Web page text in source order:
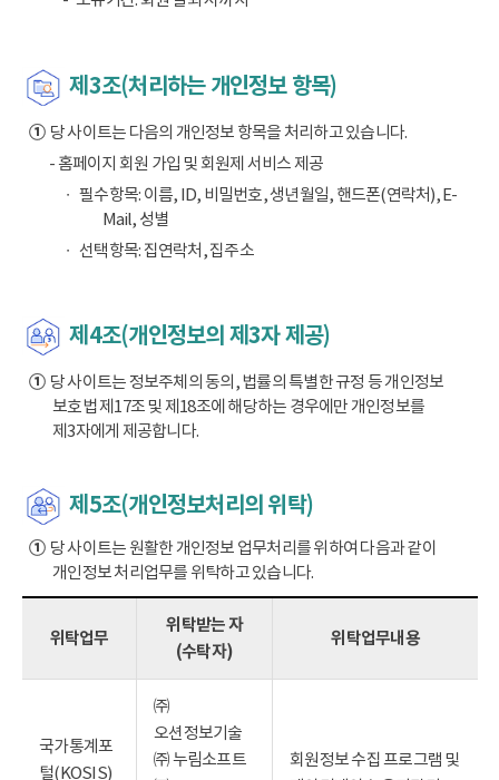
제3조(처리하는 개인정보 항목)
①당 사이트는 다음의 개인정보 항목을 처리하고 있습니다.
- 홈페이지 회원 가입 및 회원제 서비스 제공
필수항목: 이름, ID, 비밀번호, 생년월일, 핸드폰(연락처), E-
Mail, 성별
선택항목: 집연락처, 집주소
제4조(개인정보의 제3자 제공)
①당 사이트는 정보주체의 동의, 법률의 특별한 규정 등 개인정보
보호법 제17조 및 제18조에 해당하는 경우에만 개인정보를
제3자에게 제공합니다.
제5조(개인정보처리의 위탁)
①당 사이트는 원활한 개인정보 업무처리를 위하여 다음과 같이
개인정보 처리업무를 위탁하고 있습니다.
위탁업무
위탁받는 자
(수탁자)
위탁업무내용
국가통계포
털(KOSIS)
㈜
오션정보기술
㈜ 누림소프트
회원정보 수집 프로그램 및